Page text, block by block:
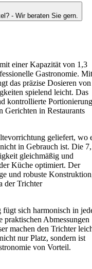
- Wir beraten Sie gern.
einer Kapazität von 1,3
Gastronomie. Mit
das präzise Dosieren von
spielend leicht. Das
kontrollierte
Gerichten in Restaurants
geliefert, wo
in Gebrauch ist. Die
gleichmäßig und
Küche optimiert. Der
und robuste
der Trichter
fügt sich harmonisch in
Abmessungen
machen den Trichter
nur Platz, sondern ist
von Vorteil.